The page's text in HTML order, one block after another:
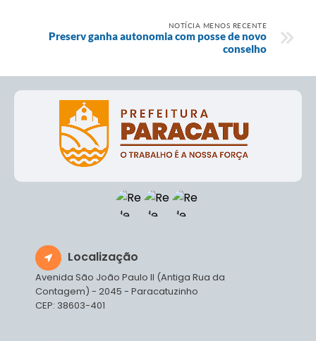
NOTÍCIA MENOS RECENTE
Preserv ganha autonomia com posse de novo
conselho
Localização
Avenida São João Paulo II (Antiga Rua da
Contagem) - 2045 - Paracatuzinho
CEP: 38603-401